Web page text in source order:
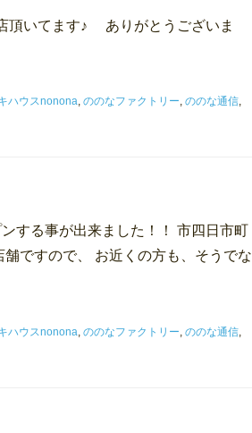
頂いてます♪ ありがとうございま
ハウスnonona, ののなファクトリー, ののな通信,
する事が出来ました！！ 市四日市町
ですので、 お近くの方も、そうでな
ハウスnonona ののなファクトリー ののな通信